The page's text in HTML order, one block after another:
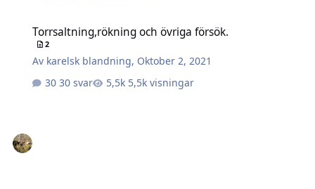
Torrsaltning,rökning och övriga försök.
2
Av karelsk blandning, Oktober 2, 2021
30 svar
5,5k visningar